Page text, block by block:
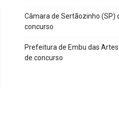
Câmara de Sertãozinho (SP)
concurso
Prefeitura de Embu das
de concurso